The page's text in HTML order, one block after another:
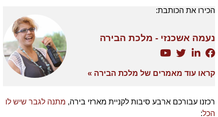
הכירו את הכותבת:
נעמה אשכנזי - מלכת הבירה
קראו עוד מאמרים של מלכת הבירה »
רכזנו עבורכם ארבע סיבות לקניית מארזי בירה, מתנה לגבר שיש לו
הכל: